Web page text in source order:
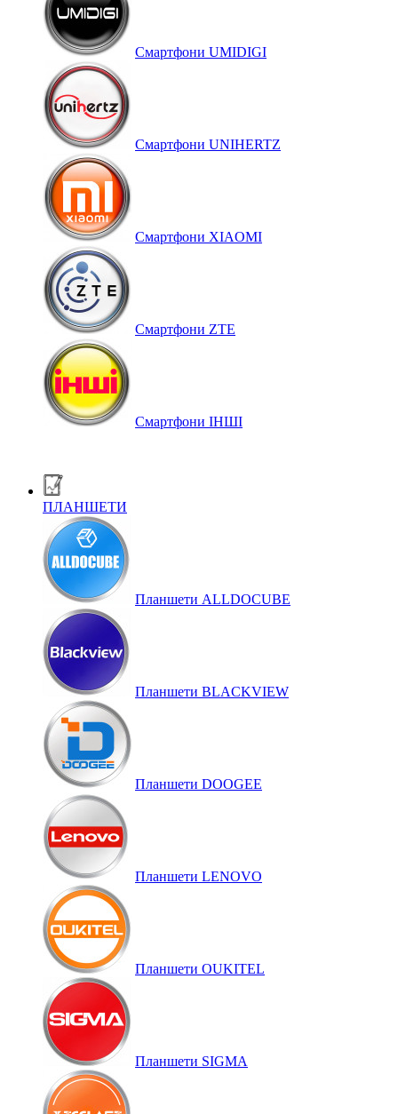
Смартфони UMIDIGI
Смартфони UNIHERTZ
Смартфони XIAOMI
Смартфони ZTE
Смартфони ІНШІ
ПЛАНШЕТИ
Планшети ALLDOCUBE
Планшети BLACKVIEW
Планшети DOOGEE
Планшети LENOVO
Планшети OUKITEL
Планшети SIGMA